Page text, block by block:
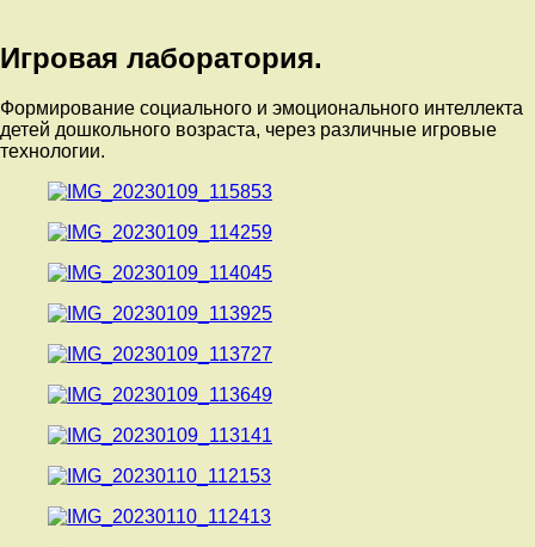
Игровая лаборатория.
Формирование социального и эмоционального интеллекта
детей дошкольного возраста, через различные игровые
технологии.